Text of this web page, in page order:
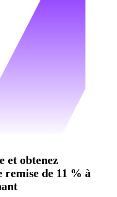
et obtenez
de 11 % à